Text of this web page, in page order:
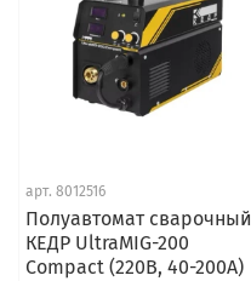
арт. 8012516
Полуавтомат сварочный
КЕДР UltraMIG-200
Compact (220В, 40-200А)